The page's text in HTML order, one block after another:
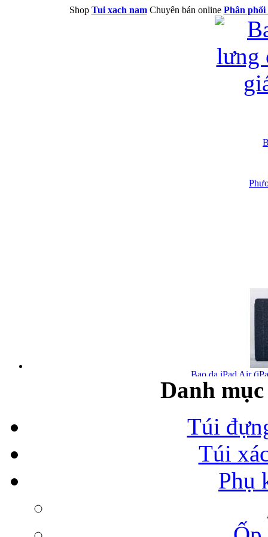
Shop Tui xach namChuyên bán online Phân phối
Bao da iPad Air
Bao da iPad Air
Danh
Túi
Túi
Phụ